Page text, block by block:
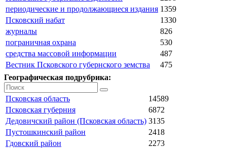
периодические и продолжающиеся издания 1359
Псковский набат
1330
журналы
826
пограничная охрана
530
средства массовой информации
487
Вестник Псковского губернского земства
475
Географическая подрубрика:
Псковская область
14589
Псковская губерния
6872
Дедовичский район (Псковская область) 3135
Пустошкинский район
2418
Гдовский район
2273